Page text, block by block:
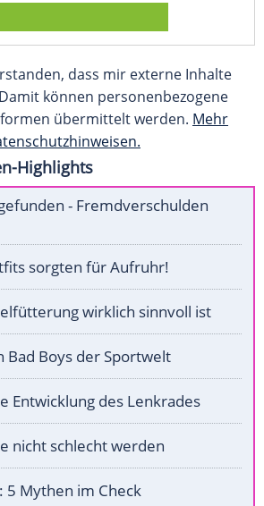
dass mir externe Inhalte
können personenbezogene
übermittelt werden. Mehr
Highlights
- Fremdverschulden
sorgten für Aufruhr!
wirklich sinnvoll ist
Bad Boys der Sportwelt
Entwicklung des Lenkrades
nicht schlecht werden
5 Mythen im Check